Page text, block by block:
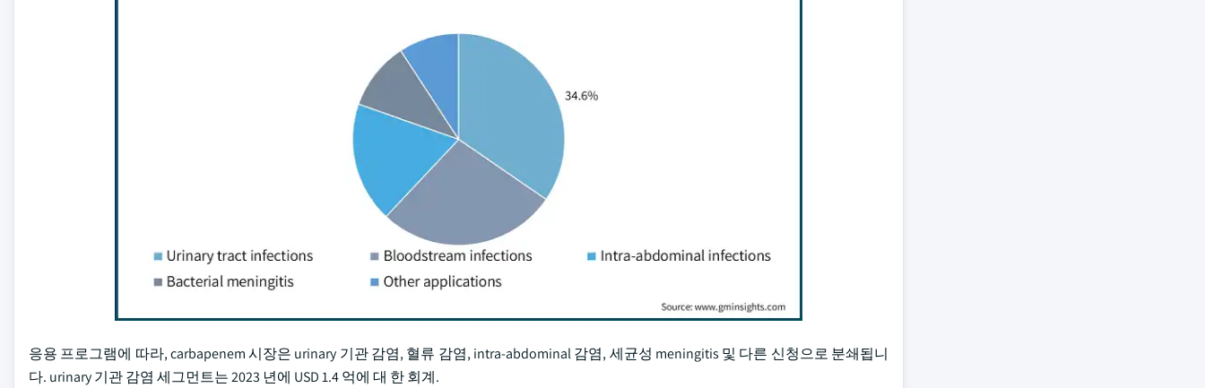
응용 프로그램에 따라, carbapenem 시장은 urinary 기관 감염, 혈류 감염, intra-abdominal 감염, 세균성 meningitis 및 다른 신청으로 분쇄됩니
다. urinary 기관 감염 세그먼트는 2023 년에 USD 1.4 억에 대 한 회계.